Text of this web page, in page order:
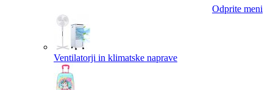
Odprite meni
Ventilatorji in klimatske naprave